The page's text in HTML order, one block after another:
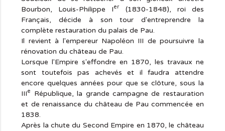
Bourbon, Louis-Philippe Ier
(1830-1848), roi des
Français, décide à son tour d'entreprendre la
complète restauration du palais de Pau.
Il revient à l'empereur Napoléon III de poursuivre la
rénovation du château de Pau.
Lorsque l'Empire s'effondre en 1870, les travaux ne
sont toutefois pas achevés et il faudra attendre
encore quelques années pour que se clôture, sous la
IIIe
République, la grande campagne de restauration
et de renaissance du château de Pau commencée en
1838.
Après la chute du Second Empire en 1870, le château